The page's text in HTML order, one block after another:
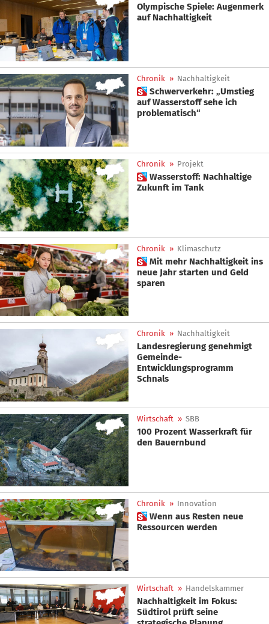
Olympische Spiele: Augenmerk
auf Nachhaltigkeit
Chronik » Nachhaltigkeit
 Schwerverkehr: „Umstieg
auf Wasserstoff sehe ich
problematisch“
Chronik » Projekt
 Wasserstoff: Nachhaltige
Zukunft im Tank
Chronik » Klimaschutz
 Mit mehr Nachhaltigkeit ins
neue Jahr starten und Geld
sparen
Chronik » Nachhaltigkeit
Landesregierung genehmigt
Gemeinde-
Entwicklungsprogramm
Schnals
Wirtschaft » SBB
100 Prozent Wasserkraft für
den Bauernbund
Chronik » Innovation
 Wenn aus Resten neue
Ressourcen werden
Wirtschaft » Handelskammer
Nachhaltigkeit im Fokus:
Südtirol prüft seine